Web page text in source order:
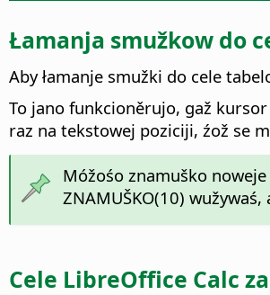
Łamanja smužkow do
Aby łamanje smužki do cele
To jano funkcioněrujo, gaž
raz na tekstowej poziciji, źož se
Móžośo znamuško
ZNAMUŠKO(10)
Cele LibreOffice Calc